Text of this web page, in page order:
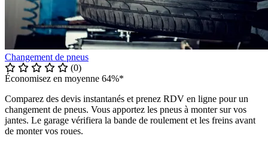
Changement de pneus
(0)
Économisez en moyenne 64%*
Comparez des devis instantanés et prenez RDV en ligne pour un
changement de pneus. Vous apportez les pneus à monter sur vos
jantes. Le garage vérifiera la bande de roulement et les freins avant
de monter vos roues.